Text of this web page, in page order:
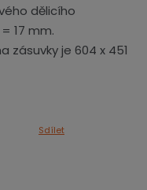
dělicího
17 mm.
zásuvky je 604 x 451
Sdílet